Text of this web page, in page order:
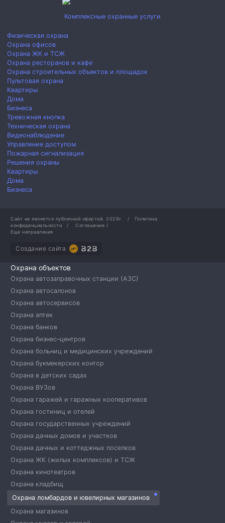
Комплексные охранные услуги
Физическая охрана
Охрана офисов
Охрана ЖК и ТСЖ
Охрана ресторанов и кафе
Охрана строительных объектов и площадок
Пультовая охрана
Квартиры
Дома
Бизнеса
Тревожная кнопка
Техническая охрана
Видеонаблюдение
Управление доступом
Пожарная сигнализация
Решения охраны
Квартиры
Дома
Бизнеса
Сайт не является публичной офертой. 2026г. /
Политика
конфиденциальности
/ Соглашение /
Еще направления
Создание сайта
Охрана объектов
Охрана автозаправочных станции (АЗС)
Охрана автосалонов
Охрана автосервисов
Охрана аптек
Охрана банков
Охрана бизнес–центров
Охрана больниц и медицинских учреждений
Охрана букмекерских контор
Охрана в детских садах
Охрана ВУЗов
Охрана гаражей и гаражных кооперативов
Охрана гостиниц и отелей
Охрана государственных учреждений
Охрана дачных домов и участков
Охрана дачных и коттеджных поселков
Охрана ЖК (жилых комплексов) и ТСЖ
Охрана кинотеатров
Охрана кладбищ
Охрана ломбардов и ювелирных магазинов
Охрана магазинов